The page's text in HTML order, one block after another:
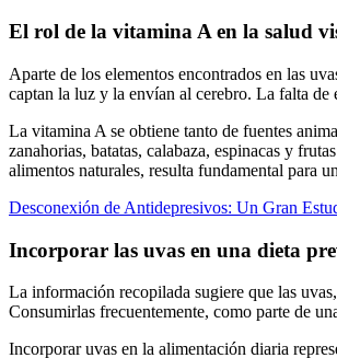
El rol de la vitamina A en la salud
Aparte de los elementos encontrados en las
captan la luz y la envían al cerebro. La falta de
La vitamina A se obtiene tanto de fuentes
zanahorias, batatas, calabaza, espinacas y
alimentos naturales, resulta fundamental para
Desconexión de Antidepresivos: Un Gran
Incorporar las uvas en una dieta
La información recopilada sugiere que las
Consumirlas frecuentemente, como parte de
Incorporar uvas en la alimentación diaria